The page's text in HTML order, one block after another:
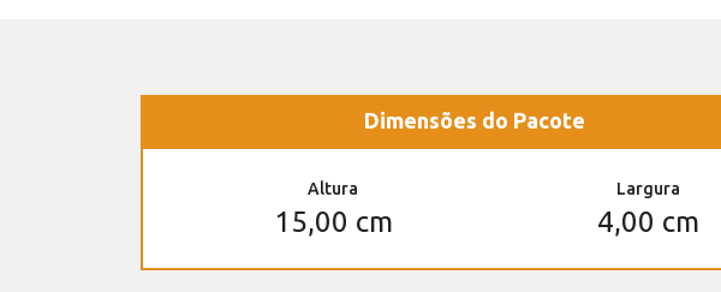
Dimensões do Pacote
Altura
15,00 cm
Largura
4,00 cm